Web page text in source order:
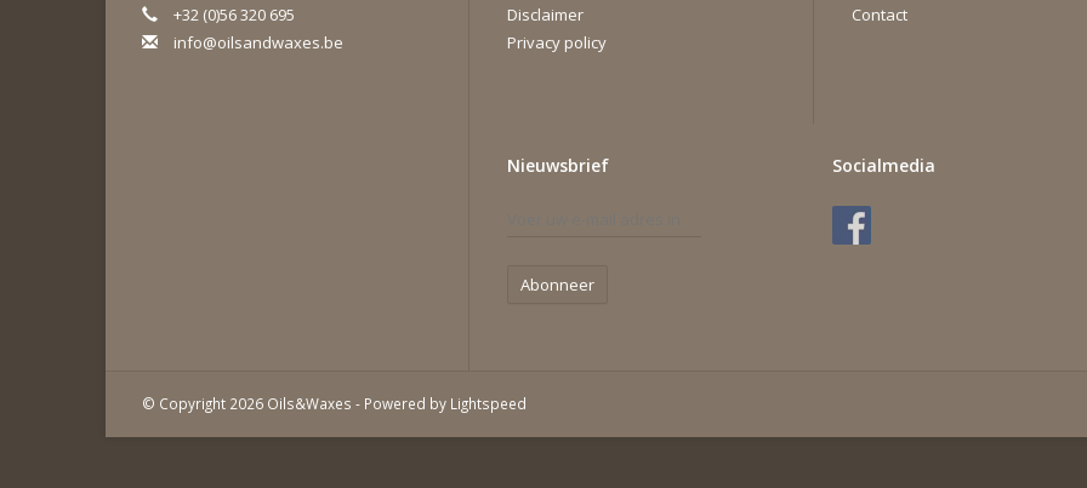
+32 (0)56 320 695
info@oilsandwaxes.be
Disclaimer
Privacy policy
Contact
Nieuwsbrief
Abonneer
Socialmedia
© Copyright 2026 Oils&Waxes - Powered by Lightspeed